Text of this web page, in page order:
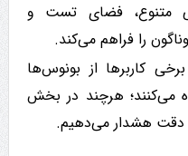
متنوع، فضای تست و
را فراهم می‌کند.
برخی کاربرها از بونوس‌ها
می‌کنند؛ هرچند در بخش
دقت هشدار می‌دهیم.